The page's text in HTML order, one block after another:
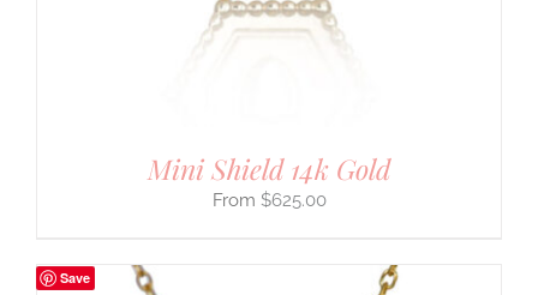
Mini Shield 14k Gold
$625.00
Save